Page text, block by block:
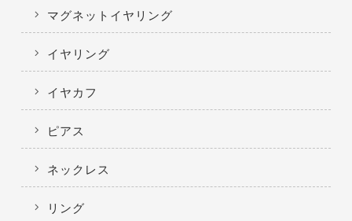
マグネットイヤリング
イヤリング
イヤカフ
ピアス
ネックレス
リング